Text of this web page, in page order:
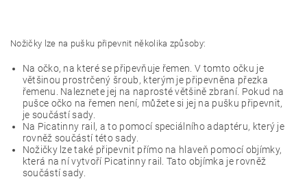
Nožičky lze na pušku připevnit několika způsoby:
Na očko, na které se připevňuje řemen. V tomto očku je
většinou prostrčený šroub, kterým je připevněna přezka
řemenu. Naleznete jej na naprosté většině zbraní. Pokud na
pušce očko na řemen není, můžete si jej na pušku připevnit,
je součástí sady.
Na Picatinny rail, a to pomocí speciálního adaptéru, který je
rovněž součástí této sady.
Nožičky lze také připevnit přímo na hlaveň pomocí objímky,
která na ní vytvoří Picatinny rail. Tato objímka je rovněž
součástí sady.